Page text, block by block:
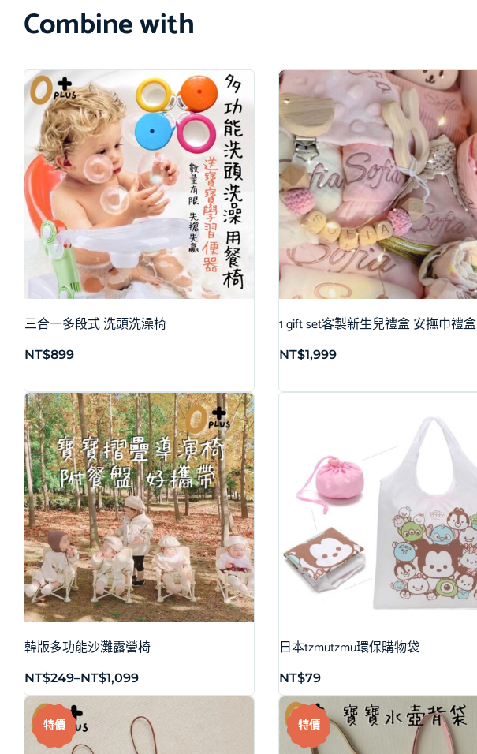
Combine with
三合一多段式 洗頭洗澡椅
NT$899
1 gift set客製新生兒禮盒 安撫巾禮盒
NT$1,999
韓版多功能沙灘露營椅
NT$249–NT$1,099
日本tzmutzmu環保購物袋
NT$79
特價 特價